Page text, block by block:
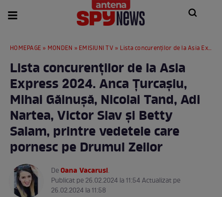
HOMEPAGE » MONDEN » EMISIUNI TV » Lista concurenților de la Asia Express 2024. Anca Țurcașiu, Mihai Găinușă, Nicolai Tand, Adi Nartea, Victor Slav și Betty Salam, printre vedetele care pornesc pe Drumul Zeilor
Lista concurenților de la Asia
Express 2024. Anca Țurcașiu,
Mihai Găinușă, Nicolai Tand, Adi
Nartea, Victor Slav și Betty
Salam, printre vedetele care
pornesc pe Drumul Zeilor
DeOana Vacarusi.
Publicat pe 26.02.2024 la 11:54 Actualizat pe
26.02.2024 la 11:58